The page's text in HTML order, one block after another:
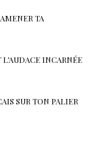
TA
L’AUDACE INCARNÉE
SUR TON PALIER